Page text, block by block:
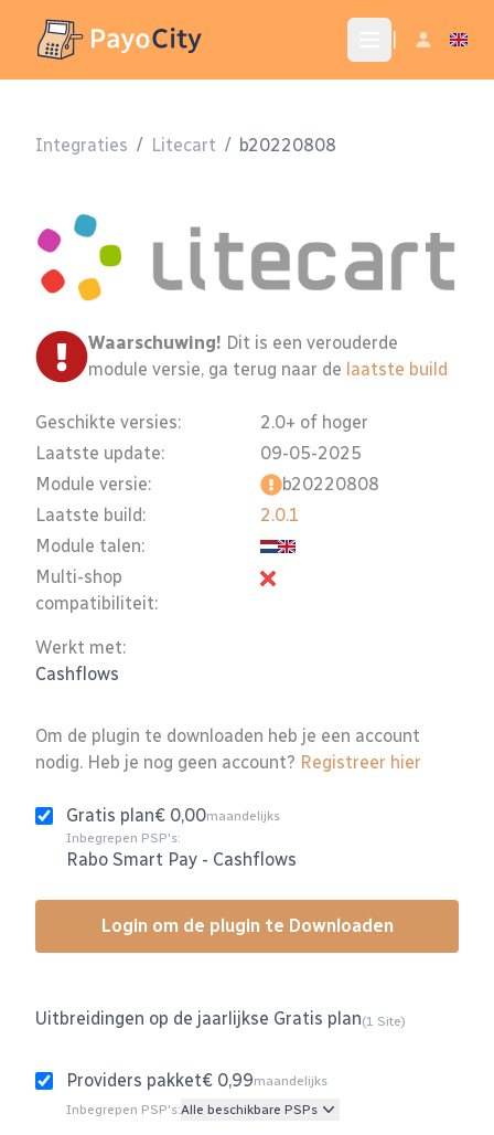
Integraties / Litecart / b20220808
Waarschuwing! Dit is een verouderde
module versie, ga terug naar de laatste build
Geschikte versies:
Laatste update:
Module versie:
Laatste build:
Module talen:
Multi-shop
compatibiliteit:
2.0+ of hoger
09-05-2025
b20220808
2.0.1
Werkt met:
Cashflows
Om de plugin te downloaden heb je een account
nodig. Heb je nog geen account? Registreer hier
Gratis plan€ 0,00maandelijks
Inbegrepen PSP's:
Rabo Smart Pay - Cashflows
Login om de plugin te Downloaden
Uitbreidingen op de jaarlijkse Gratis plan(1 Site)
Providers pakket€ 0,99maandelijks
Inbegrepen PSP's:Alle beschikbare PSPs